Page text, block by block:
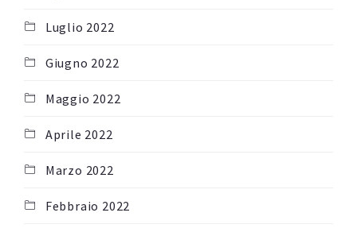
Luglio 2022
Giugno 2022
Maggio 2022
Aprile 2022
Marzo 2022
Febbraio 2022